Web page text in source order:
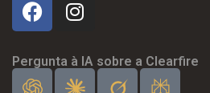
Pergunta à IA sobre a Clearfire